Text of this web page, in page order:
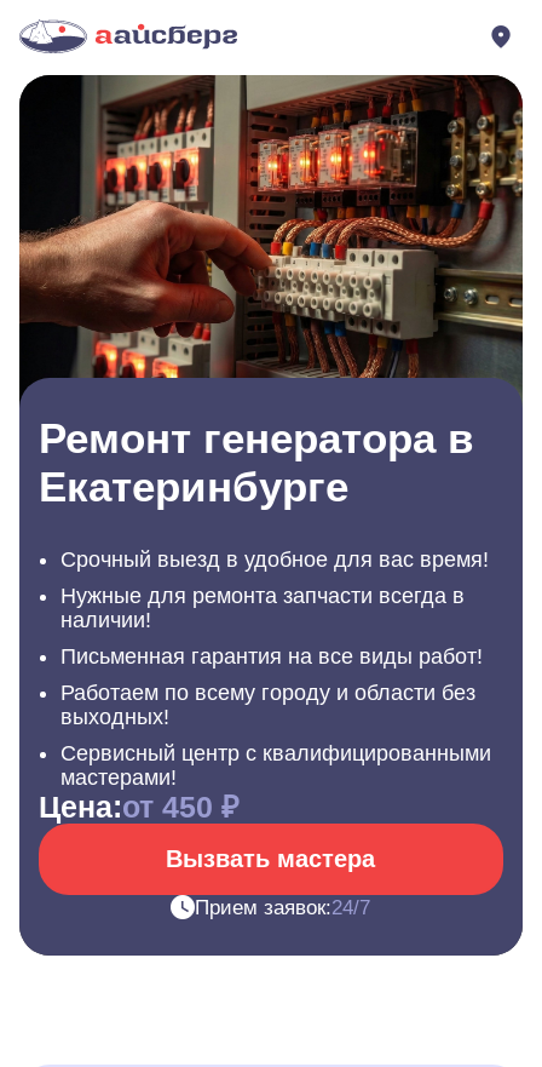
Ремонт генератора в
Екатеринбурге
Срочный выезд в удобное для вас время!
Нужные для ремонта запчасти всегда в
наличии!
Письменная гарантия на все виды работ!
Работаем по всему городу и области без
выходных!
Сервисный центр с квалифицированными
мастерами!
Цена:от 450 ₽
Вызвать мастера
Прием заявок:24/7